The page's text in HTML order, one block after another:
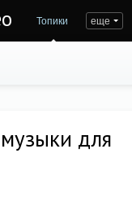
Топики еще
для